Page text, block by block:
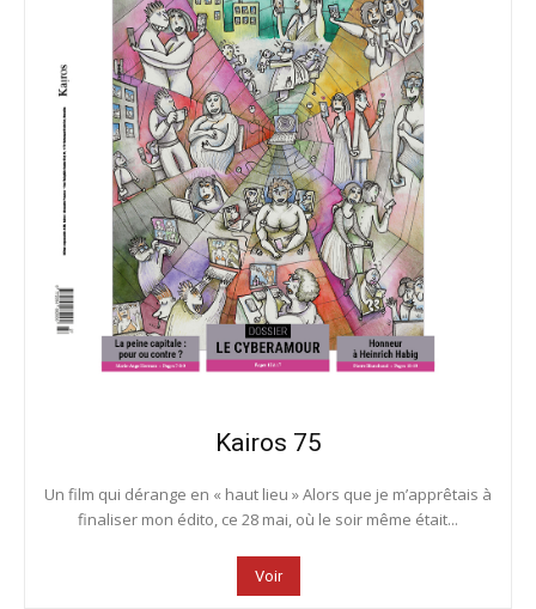
Kairos 75
Un film qui dérange en « haut lieu » Alors que je m’apprêtais à
finaliser mon édito, ce 28 mai, où le soir même était...
Voir